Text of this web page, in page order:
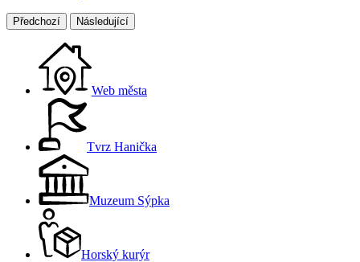
Předchozí Následující
Web města
Tvrz Hanička
Muzeum Sýpka
Horský kurýr